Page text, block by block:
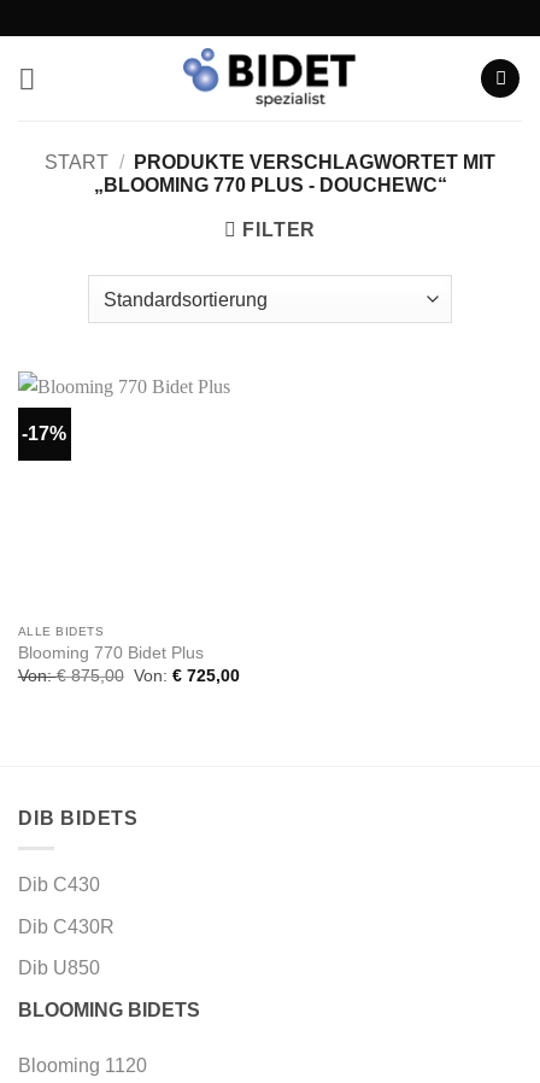
springen
START /
PRODUKTE VERSCHLAGWORTET MIT
„BLOOMING 770 PLUS - DOUCHEWC“
FILTER
-17%
ALLE BIDETS
Blooming 770 Bidet Plus
Von:€875,00 Von: €725,00
DIB BIDETS
Dib C430
Dib C430R
Dib U850
BLOOMING BIDETS
Blooming 1120